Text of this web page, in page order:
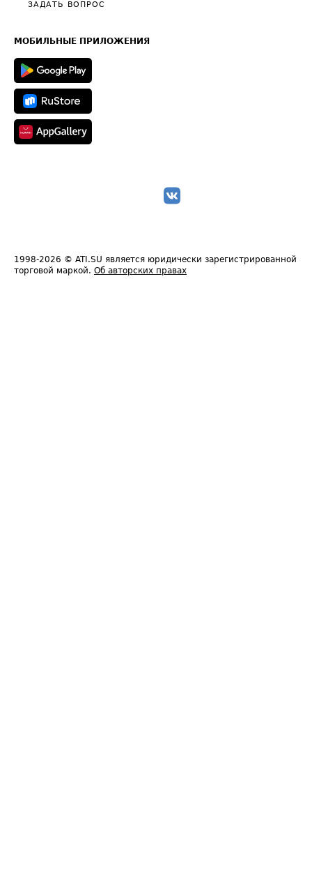
Общие положения
Техническая информация
ЗАДАТЬ ВОПРОС
МОБИЛЬНЫЕ ПРИЛОЖЕНИЯ
1998-2026 © ATI.SU является юридически зарегистрированной
торговой маркой. Об авторских правах